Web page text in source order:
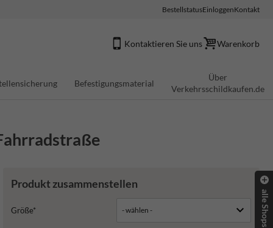
BestellstatusEinloggenKontakt
Kontaktieren Sie uns Warenkorb
Befestigungsmaterial
Über
Verkehrsschildkaufen.de
Produkt zusammenstellen
Größe* alle Shops